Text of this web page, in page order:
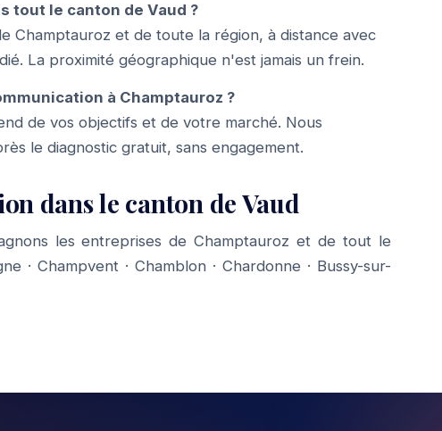
tout le canton de Vaud ?
Champtauroz et de toute la région, à distance avec
La proximité géographique n'est jamais un frein.
à Champtauroz ?
de vos objectifs et de votre marché. Nous
le diagnostic gratuit, sans engagement.
dans le canton de Vaud
les entreprises de Champtauroz et de tout le
· Champvent · Chamblon · Chardonne · Bussy-sur-